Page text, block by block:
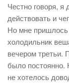
Честно говоря, я
действовать и
Но мне
холодильник
вечером третьи.
было постоянно.
не хотелось